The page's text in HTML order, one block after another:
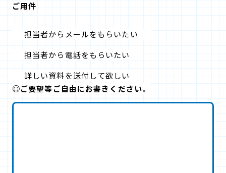
ご用件
担当者からメールをもらいたい
担当者から電話をもらいたい
詳しい資料を送付して欲しい
◎ご要望等ご自由にお書きください。